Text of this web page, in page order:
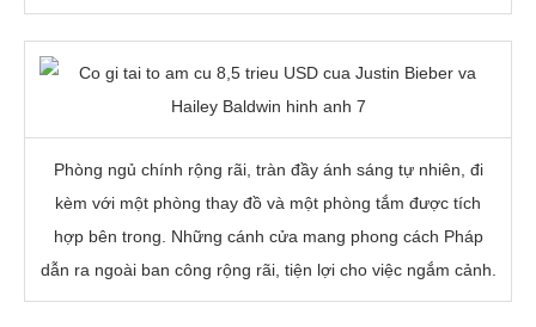
Phòng ngủ chính rộng rãi, tràn đầy ánh sáng tự nhiên, đi
kèm với một phòng thay đồ và một phòng tắm được tích
hợp bên trong. Những cánh cửa mang phong cách Pháp
dẫn ra ngoài ban công rộng rãi, tiện lợi cho việc ngắm cảnh.